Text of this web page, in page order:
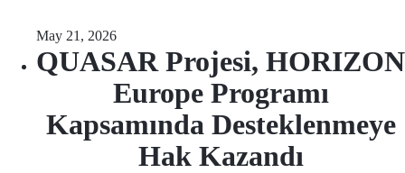
May 21, 2026
QUASAR Projesi, HORIZON
Europe Programı
Kapsamında Desteklenmeye
Hak Kazandı